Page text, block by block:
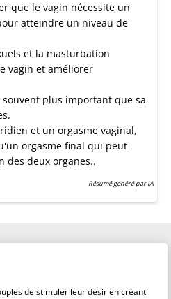
que le vagin nécessite un
atteindre un niveau de
et la masturbation
vagin et améliorer
plus important que sa
et un orgasme vaginal,
orgasme final qui peut
des deux organes..
Résumé généré par IA
de stimuler leur désir en créant